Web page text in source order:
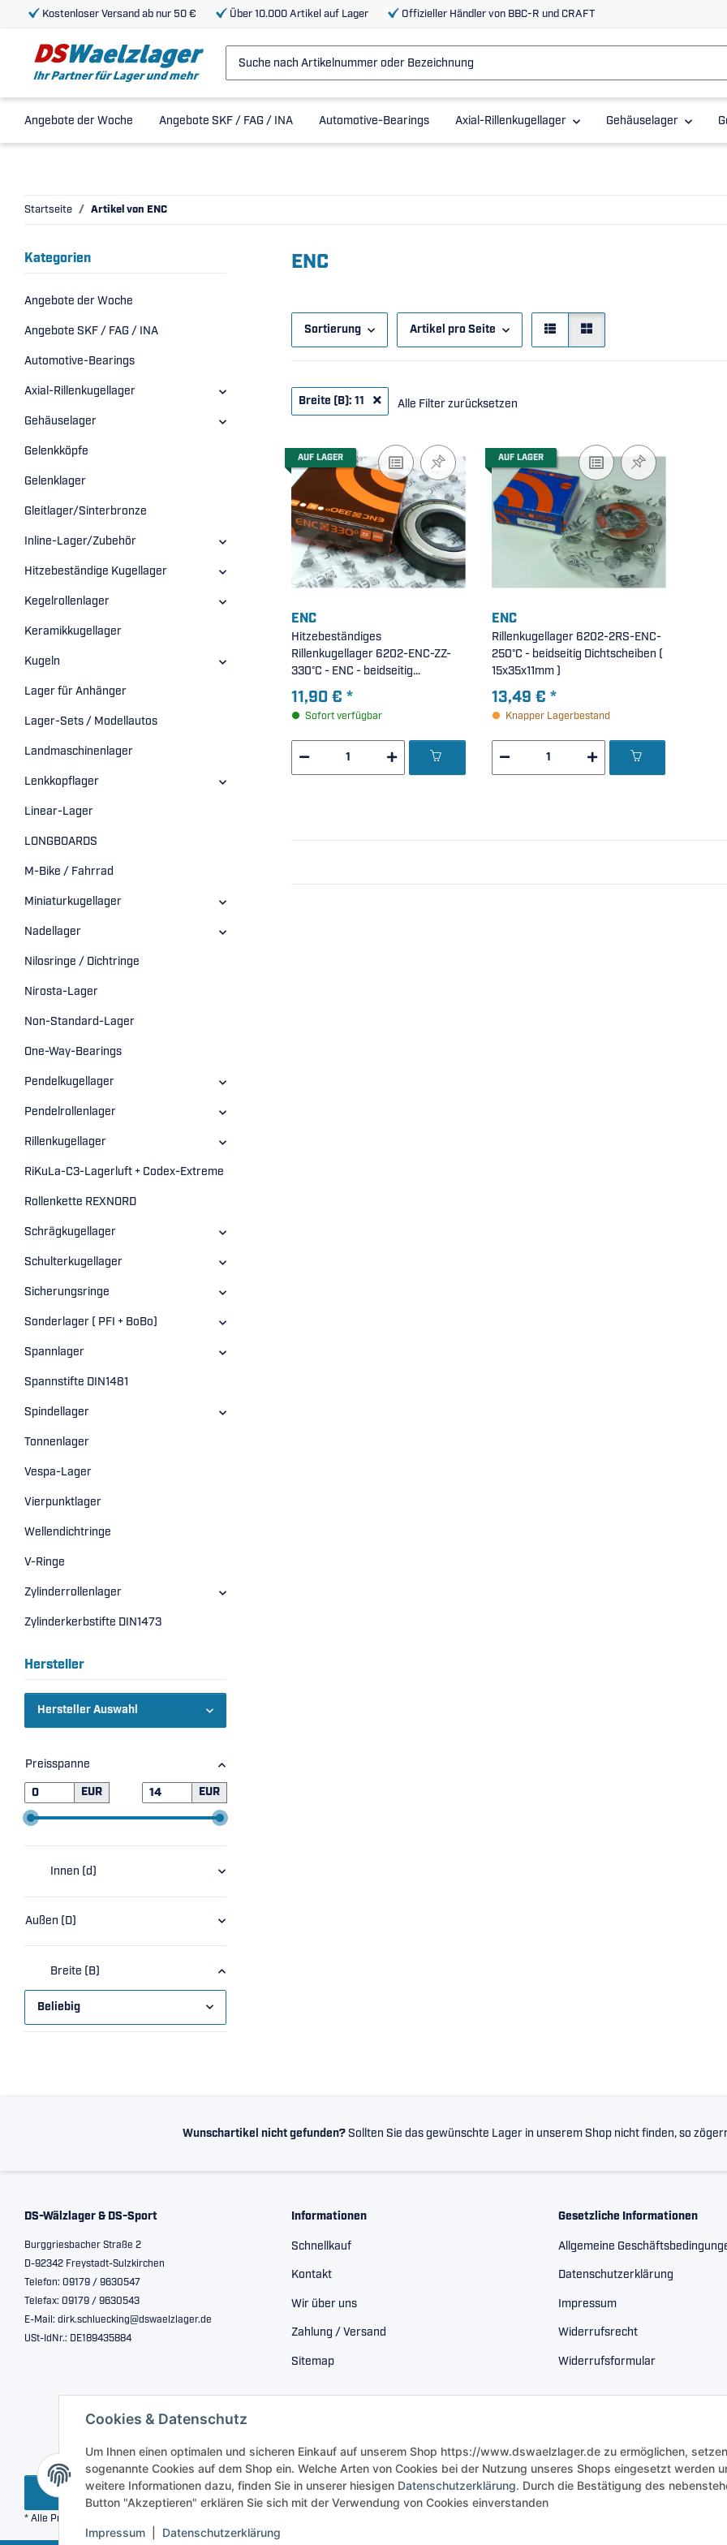
Cookies & Datenschutz
Um Ihnen einen optimalen und sicheren Einkauf auf unserem Shop https://www.dswaelzlager.de zu ermöglichen,
sogenannte Cookies auf dem Shop ein. Welche Arten von Cookies bei der Nutzung unseres Shops eingesetzt werden
weitere Informationen dazu, finden Sie in unserer hiesigen Datenschutzerklärung. Durch die Bestätigung des
Button "Akzeptieren" erklären Sie sich mit der Verwendung von Cookies einverstanden
Impressum Datenschutzerklärung
Kostenloser Versand ab nur 50 € Über 10.000 Artikel auf Lager Offizieller Händler von BBC-R und CRAFT
Angebote der Woche Angebote SKF / FAG / INA Automotive-Bearings Axial-Rillenkugellager Gehäuselager
Startseite Artikel von ENC
ENC
Sortierung Artikel pro Seite
Breite (B): 11 Alle Filter zurücksetzen
AUF LAGER
ENC
Hitzebeständiges
Rillenkugellager 6202-ENC-ZZ-
330°C - ENC - beidseitig
Stahldeckscheiben ( 15x35x11mm
)
11,90 € *
Sofort verfügbar
AUF LAGER
ENC
Rillenkugellager 6202-2RS-ENC-
250°C - beidseitig Dichtscheiben (
15x35x11mm )
13,49 € *
Knapper Lagerbestand
Kategorien
Angebote der Woche
Angebote SKF / FAG / INA
Automotive-Bearings
Axial-Rillenkugellager
Gehäuselager
Gelenkköpfe
Gelenklager
Gleitlager/Sinterbronze
Inline-Lager/Zubehör
Hitzebeständige Kugellager
Kegelrollenlager
Keramikkugellager
Kugeln
Lager für Anhänger
Lager-Sets / Modellautos
Landmaschinenlager
Lenkkopflager
Linear-Lager
LONGBOARDS
M-Bike / Fahrrad
Miniaturkugellager
Nadellager
Nilosringe / Dichtringe
Nirosta-Lager
Non-Standard-Lager
One-Way-Bearings
Pendelkugellager
Pendelrollenlager
Rillenkugellager
RiKuLa-C3-Lagerluft + Codex-Extreme
Rollenkette REXNORD
Schrägkugellager
Schulterkugellager
Sicherungsringe
Sonderlager ( PFI + BoBo)
Spannlager
Spannstifte DIN1481
Spindellager
Tonnenlager
Vespa-Lager
Vierpunktlager
Wellendichtringe
V-Ringe
Zylinderrollenlager
Zylinderkerbstifte DIN1473
Hersteller
Hersteller Auswahl
Preisspanne
EUR
EUR
Innen (d)
Außen (D)
Breite (B)
Beliebig
Wunschartikel nicht gefunden?Sollten Sie das gewünschte Lager in unserem Shop nicht finden, so
DS-Wälzlager & DS-Sport
Burggriesbacher Straße 2
D-92342 Freystadt-Sulzkirchen
Telefon: 09179 / 9630547
Telefax: 09179 / 9630543
E-Mail: dirk.schluecking@dswaelzlager.de
USt-IdNr.: DE189435884
Informationen
Schnellkauf
Kontakt
Wir über uns
Zahlung / Versand
Sitemap
Gesetzliche Informationen
Allgemeine
Datenschutzerklärung
Impressum
Widerrufsrecht
Widerrufsformular
Vertrag widerrufen
* Alle Preise inkl. gesetzlicher USt., zzgl.